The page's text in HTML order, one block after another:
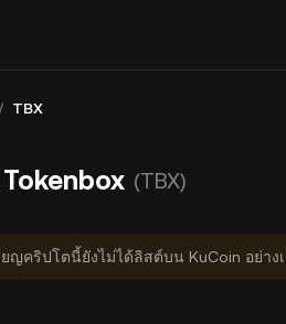
/ TBX
(TBX)
ยญคริปโตนี้ยังไม่ได้ลิสต์บน KuCoin อย่าง